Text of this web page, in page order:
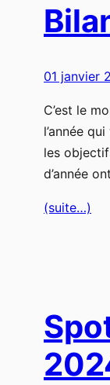
01 janvier
C’est le
l’année
les
d’année
(suite…)